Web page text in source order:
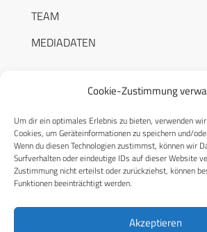
Cookie-Zustimmung
Um dir ein optimales Erlebnis zu bieten, verwenden
Cookies, um Geräteinformationen zu speichern und/
Wenn du diesen Technologien zustimmst, können wir
Surfverhalten oder eindeutige IDs auf dieser Website
Zustimmung nicht erteilst oder zurückziehst, können
Funktionen beeinträchtigt werden.
Akzeptieren
TEAM
MEDIADATEN
RECHTLICHES
Datenschutzerklärung
Cookie-Richtlinie (EU)